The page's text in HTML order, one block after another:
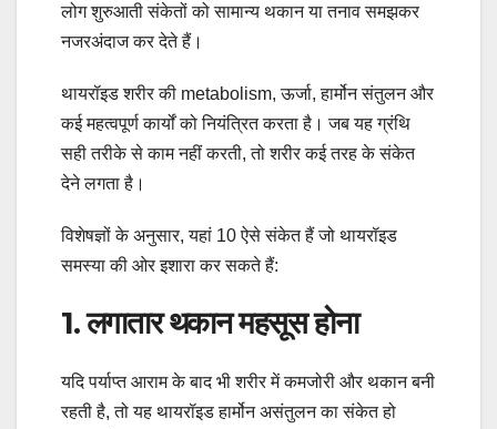
लोग शुरुआती संकेतों को सामान्य थकान या तनाव समझकर
नजरअंदाज कर देते हैं।
थायरॉइड शरीर की metabolism, ऊर्जा, हार्मोन संतुलन और
कई महत्वपूर्ण कार्यों को नियंत्रित करता है। जब यह ग्रंथि
सही तरीके से काम नहीं करती, तो शरीर कई तरह के संकेत
देने लगता है।
विशेषज्ञों के अनुसार, यहां 10 ऐसे संकेत हैं जो थायरॉइड
समस्या की ओर इशारा कर सकते हैं:
1. लगातार थकान महसूस होना
यदि पर्याप्त आराम के बाद भी शरीर में कमजोरी और थकान बनी
रहती है, तो यह थायरॉइड हार्मोन असंतुलन का संकेत हो